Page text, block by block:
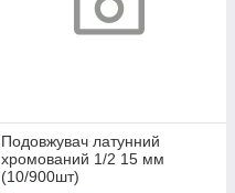
Подовжувач латунний
хромований 1/2 15 мм
(10/900шт)